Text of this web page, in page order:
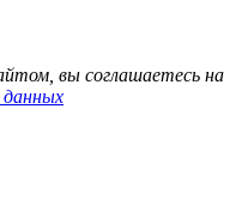
вы соглашаетесь на